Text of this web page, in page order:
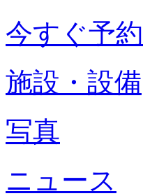
今すぐ予約
施設・設備
写真
ニュース